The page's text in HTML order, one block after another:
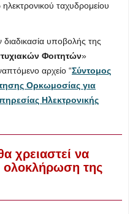
ταχυδρομείου
διαδικασία υποβολής της
Φοιτητών»
αρχείο “Σύντομος
Ορκωμοσίας για
Ηλεκτρονικής
χρειαστεί να
ολοκλήρωση της